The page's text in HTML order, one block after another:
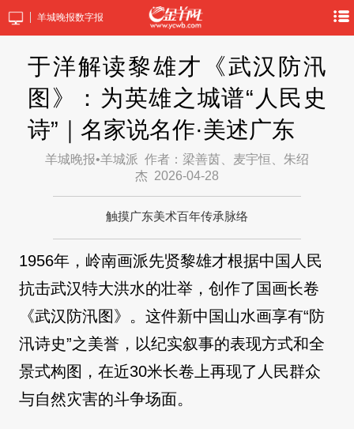
羊城晚报数字报
于洋解读黎雄才《武汉防汛
图》：为英雄之城谱“人民史
诗”｜名家说名作·美述广东
羊城晚报•羊城派 作者：梁善茵、麦宇恒、朱绍
杰 2026-04-28
触摸广东美术百年传承脉络
1956年，岭南画派先贤黎雄才根据中国人民
抗击武汉特大洪水的壮举，创作了国画长卷
《武汉防汛图》。这件新中国山水画享有“防
汛诗史”之美誉，以纪实叙事的表现方式和全
景式构图，在近30米长卷上再现了人民群众
与自然灾害的斗争场面。